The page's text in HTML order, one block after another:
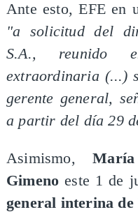
Ante esto, EFE en
"a solicitud del
S.A., reunido
extraordinaria (...)
gerente general,
a partir del día 29
Asimismo,
Gimeno este 1 de
general interina